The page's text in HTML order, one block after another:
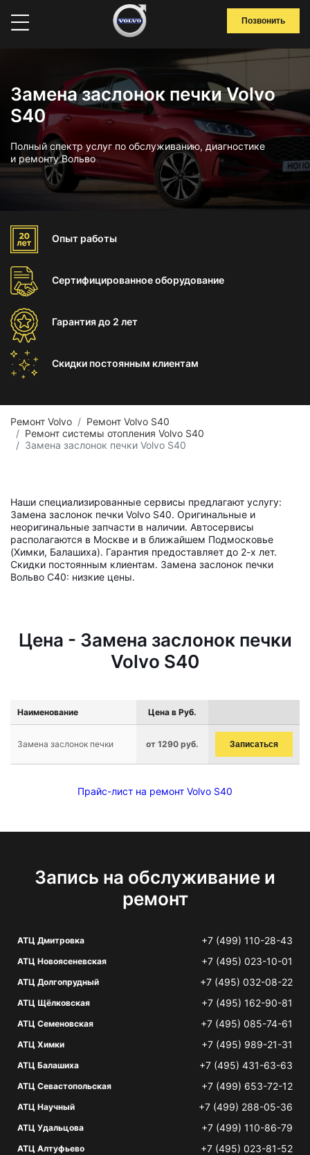
Позвонить
Замена заслонок печки Volvo
S40
Полный спектр услуг по обслуживанию, диагностике
и ремонту Вольво
Опыт работы
Сертифицированноеоборудование
Гарантиядо 2 лет
Скидки постоянным клиентам
Ремонт Volvo
Ремонт Volvo S40
Ремонт системы отопления Volvo S40
Замена заслонок печки Volvo S40
Наши специализированные сервисы предлагают услугу:
Замена заслонок печки Volvo S40. Оригинальные и
неоригинальные запчасти в наличии. Автосервисы
располагаются в Москве и в ближайшем Подмосковье
(Химки, Балашиха). Гарантия предоставляет до 2-х лет.
Скидки постоянным клиентам. Замена заслонок печки
Вольво С40: низкие цены.
Цена - Замена заслонок печки
Volvo S40
Наименование Цена в Руб.
Замена заслонок печки от 1290 руб. Записаться
Прайс-лист на ремонт Volvo S40
Запись на обслуживание и
ремонт
АТЦ Дмитровка +7 (499) 110-28-43
АТЦ Новоясеневская +7 (495) 023-10-01
АТЦ Долгопрудный +7 (495) 032-08-22
АТЦ Щёлковская +7 (495) 162-90-81
АТЦ Семеновская +7 (495) 085-74-61
АТЦ Химки +7 (495) 989-21-31
АТЦ Балашиха +7 (495) 431-63-63
АТЦ Севастопольская +7 (499) 653-72-12
АТЦ Научный +7 (499) 288-05-36
АТЦ Удальцова +7 (499) 110-86-79
АТЦ Алтуфьево +7 (495) 023-81-52